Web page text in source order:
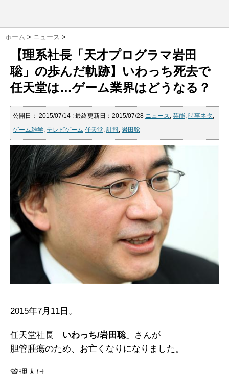
ホーム > ニュース >
【理系社長「天才プログラマ岩田
聡」の歩んだ軌跡】いわっち死去で
任天堂は…ゲーム業界はどうなる？
公開日： 2015/07/14 : 最終更新日：2015/07/28 ニュース, 芸能, 時事ネタ ,
ゲーム雑学, テレビゲーム 任天堂, 計報, 岩田聡
2015年7月11日。
任天堂社長「 いわっち/岩田聡」さんが
胆管腫瘍のため、お亡くなりになりました。